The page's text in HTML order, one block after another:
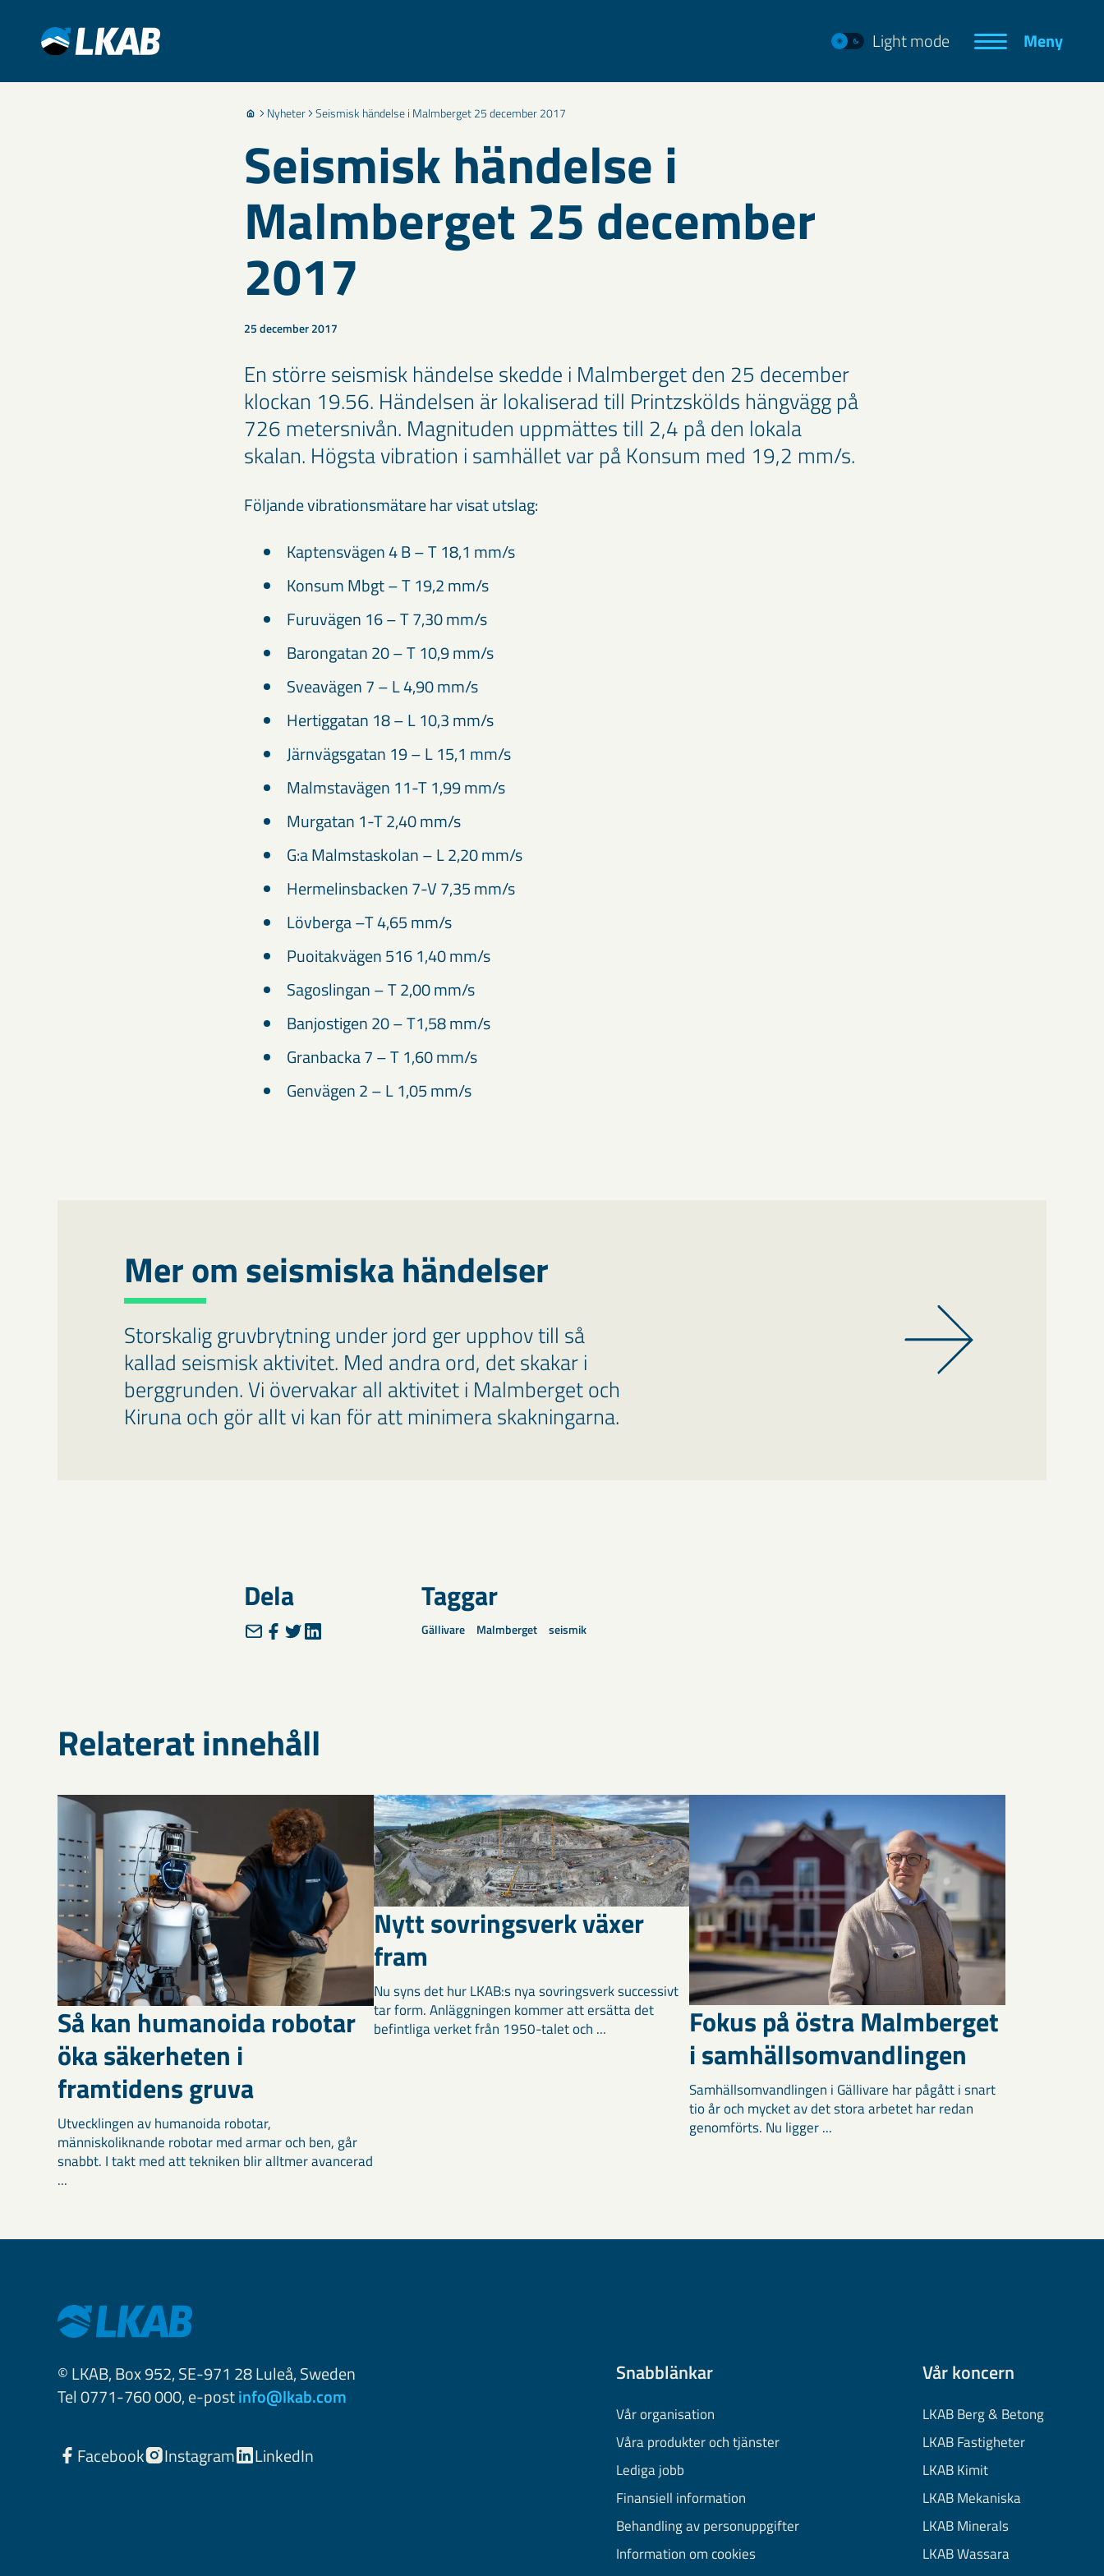
Light mode Meny
Nyheter Seismisk händelse i Malmberget 25 december 2017
Seismisk händelse i
Malmberget 25 december
2017
25 december 2017
En större seismisk händelse skedde i Malmberget den 25 december
klockan ​19.56. Händelsen är lokaliserad till Printzskölds hängvägg på
726 metersnivån. Magnituden uppmättes till 2,4 på den lokala
skalan. Högsta vibration i samhället var på Konsum med 19,2 mm/s.
Följande vibrationsmätare har visat utslag:
Kaptensvägen 4 B – T 18,1 mm/s
Konsum Mbgt – T 19,2 mm/s
Furuvägen 16 – T 7,30 mm/s
Barongatan 20 – T 10,9 mm/s
Sveavägen 7 – L 4,90 mm/s
Hertiggatan 18 – L 10,3 mm/s
Järnvägsgatan 19 – L 15,1 mm/s
Malmstavägen 11-T 1,99 mm/s
Murgatan 1-T 2,40 mm/s
G:a Malmstaskolan – L 2,20 mm/s
Hermelinsbacken 7-V 7,35 mm/s
Lövberga –T 4,65 mm/s
Puoitakvägen 516 1,40 mm/s
Sagoslingan – T 2,00 mm/s
Banjostigen 20 – T1,58 mm/s
Granbacka 7 – T 1,60 mm/s
Genvägen 2 – L 1,05 mm/s
Mer om seismiska händelser
Storskalig gruvbrytning under jord ger upphov till så
kallad seismisk aktivitet. Med andra ord, det skakar i
berggrunden. Vi övervakar all aktivitet i Malmberget och
Kiruna och gör allt vi kan för att minimera skakningarna.
Dela Taggar
Gällivare Malmberget seismik
Relaterat innehåll
Så kan humanoida robotar
öka säkerheten i
framtidens gruva
Utvecklingen av humanoida robotar,
människoliknande robotar med armar och ben, går
snabbt. I takt med att tekniken blir alltmer avancerad
...
Nytt sovringsverk växer
fram
Nu syns det hur LKAB:s nya sovringsverk successivt
tar form. Anläggningen kommer att ersätta det
befintliga verket från 1950-talet och ...
Fokus på östra Malmberget
i samhällsomvandlingen
Samhällsomvandlingen i Gällivare har pågått i snart
tio år och mycket av det stora arbetet har redan
genomförts. Nu ligger ...
© LKAB, Box 952, SE-971 28 Luleå, Sweden
Tel 0771-760 000, e-postinfo@lkab.com
Facebook Instagram LinkedIn
Snabblänkar
Vår organisation
Våra produkter och tjänster
Lediga jobb
Finansiell information
Behandling av personuppgifter
Information om cookies
Vår koncern
LKAB Berg & Betong
LKAB Fastigheter
LKAB Kimit
LKAB Mekaniska
LKAB Minerals
LKAB Wassara